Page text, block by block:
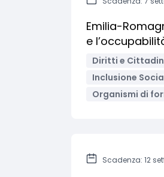
Emilia-
e
Diritti e
Inclusione
Organismi di
Scadenza: 12